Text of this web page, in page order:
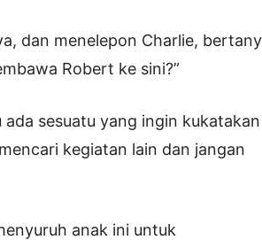
dan menelepon Charlie,
Robert ke sini?”
ada sesuatu yang ingin kukatakan
kegiatan lain dan jangan
anak ini untuk